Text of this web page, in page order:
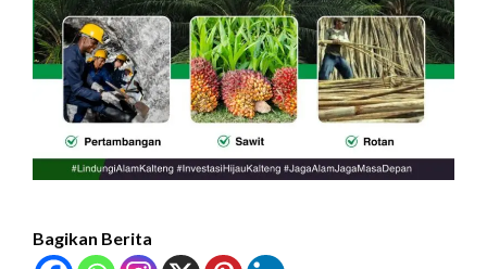
Bagikan Berita